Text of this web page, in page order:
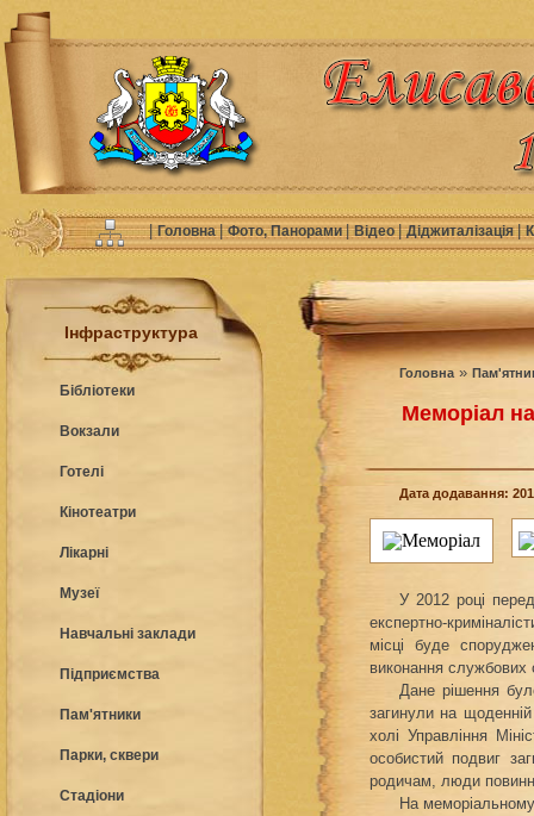
|Головна|Фото, Панорами|Відео|Діджиталізація|
Інфраструктура
Бібліотеки
Вокзали
Готелі
Кінотеатри
Лікарні
Музеї
Навчальні заклади
Підприємства
Пам'ятники
Парки, сквери
Стадіони
Головна»
Меморіал на
Дата додавання:
У 2012 році
експертно-
місці буде
виконання службових
Дане рішення
загинули на
холі Управління
особистий подвиг
родичам, люди
На меморіальному